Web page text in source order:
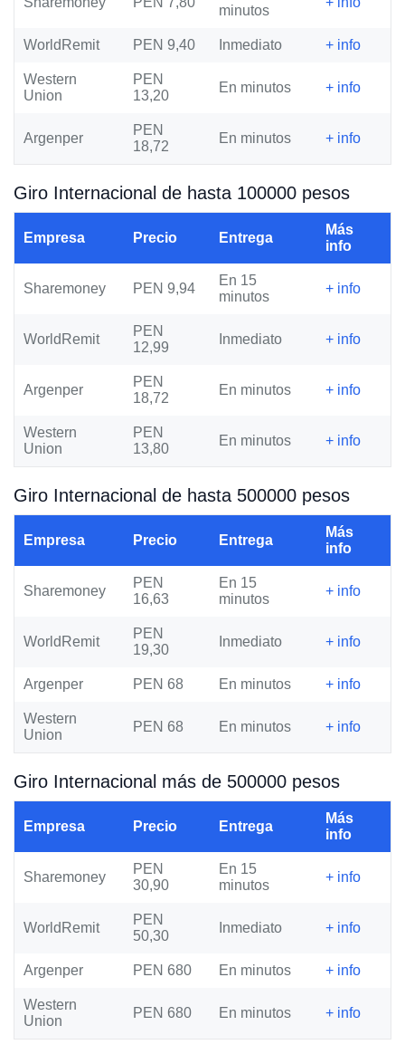
minutos
WorldRemit PEN 9,40 Inmediato + info
Western
Union
PEN
13,20
En minutos + info
Argenper
PEN
18,72
En minutos + info
Giro Internacional de hasta 100000 pesos
Empresa Precio Entrega
Más
info
Sharemoney PEN 9,94
En 15
minutos
+ info
WorldRemit
PEN
12,99
Inmediato + info
Argenper
PEN
18,72
En minutos + info
Western
Union
PEN
13,80
En minutos + info
Giro Internacional de hasta 500000 pesos
Empresa Precio Entrega
Más
info
Sharemoney
PEN
16,63
En 15
minutos
+ info
WorldRemit
PEN
19,30
Inmediato + info
Argenper PEN 68 En minutos + info
Western
Union
PEN 68 En minutos + info
Giro Internacional más de 500000 pesos
Empresa Precio Entrega
Más
info
Sharemoney
PEN
30,90
En 15
minutos
+ info
WorldRemit
PEN
50,30
Inmediato + info
Argenper PEN 680 En minutos + info
Western
Union
PEN 680 En minutos + info